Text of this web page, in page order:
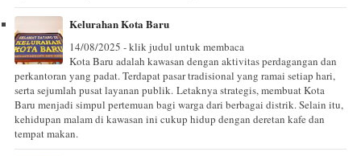
Kelurahan Kota Baru
14/08/2025 - klik judul untuk membaca
Kota Baru adalah kawasan dengan aktivitas perdagangan dan
perkantoran yang padat. Terdapat pasar tradisional yang ramai setiap hari,
serta sejumlah pusat layanan publik. Letaknya strategis, membuat Kota
Baru menjadi simpul pertemuan bagi warga dari berbagai distrik. Selain itu,
kehidupan malam di kawasan ini cukup hidup dengan deretan kafe dan
tempat makan.